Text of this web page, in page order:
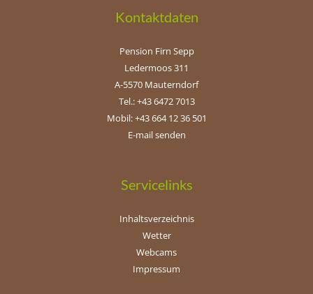
Kontaktdaten
Pension Firn Sepp
Ledermoos 311
A-5570 Mauterndorf
Tel.: +43 6472 7013
Mobil: +43 664 12 36 501
E-mail senden
Servicelinks
Inhaltsverzeichnis
Wetter
Webcams
Impressum